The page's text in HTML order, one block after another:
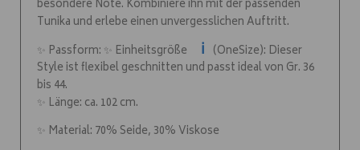
besondere Note. Kombiniere ihn mit der passenden
Tunika und erlebe einen unvergesslichen Auftritt.
✨ Passform: ✨ Einheitsgröße
ℹ️ (OneSize): Dieser
Style ist flexibel geschnitten und passt ideal von Gr. 36
bis 44.
✨ Länge: ca. 102 cm.
✨ Material: 70% Seide, 30% Viskose